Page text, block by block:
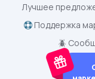
Лучшее
Поддержка
🪲